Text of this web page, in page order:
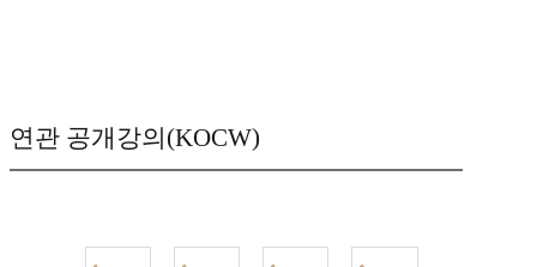
연관 공개강의(KOCW)